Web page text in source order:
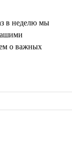
в неделю мы
о важных